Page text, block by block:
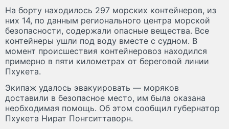
На борту находилось 297 морских контейнеров, из
них 14, по данным регионального центра морской
безопасности, содержали опасные вещества. Все
контейнеры ушли под воду вместе с судном. В
момент происшествия контейнеровоз находился
примерно в пяти километрах от береговой линии
Пхукета.
Экипаж удалось эвакуировать — моряков
доставили в безопасное место, им была оказана
необходимая помощь. Об этом сообщил губернатор
Пхукета Нират Понгситтаворн.